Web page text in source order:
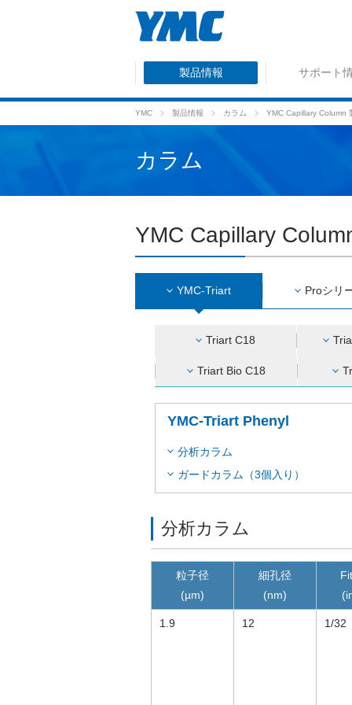
製品情報 サポート
YMC 製品情報 カラム YMC Capillary Column
カラム
YMC Capillary
YMC-Triart Proシリ
Triart C18
Triart Bio C18
YMC-Triart Phenyl
分析カラム
ガードカラム（3個入り）
分析カラム
粒子径
(µm)
細孔径
(nm)
1.9 12 1/32